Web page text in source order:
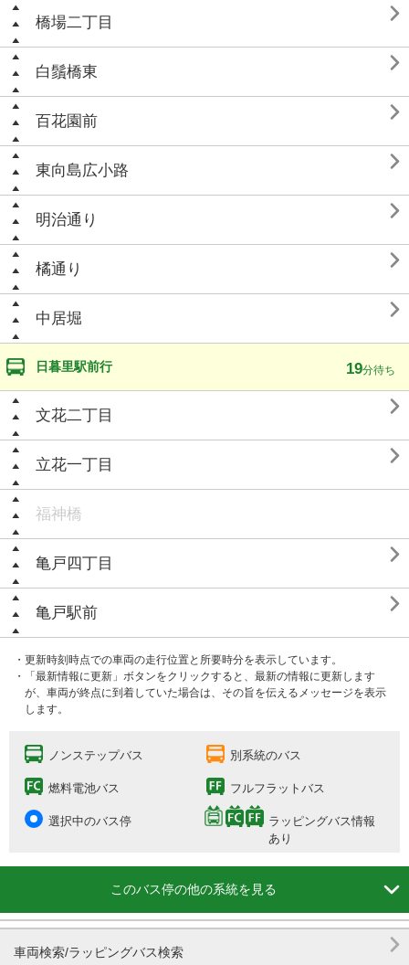
橋場二丁目 
白鬚橋東 
百花園前 
東向島広小路 
明治通り 
橘通り 
中居堀 
日暮里駅前行 19分待ち
文花二丁目 
立花一丁目 
福神橋
亀戸四丁目 
亀戸駅前 
・更新時刻時点での車両の走行位置と所要時分を表示しています。
・「最新情報に更新」ボタンをクリックすると、最新の情報に更新します
が、車両が終点に到着していた場合は、その旨を伝えるメッセージを表示
します。
ノンステップバス 別系統のバス
燃料電池バス フルフラットバス
選択中のバス停
ラッピングバス情報
あり
このバス停の他の系統を見る 
車両検索/ラッピングバス検索 